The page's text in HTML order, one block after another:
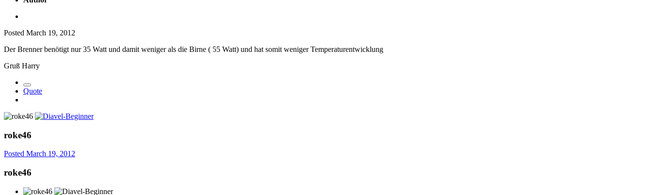
Posted March 19, 2012
Der Brenner benötigt nur 35 Watt und damit weniger als die Birne ( 55 Watt) und hat somit weniger Temperaturentwicklung
Gruß Harry
Quote
roke46
Posted March 19, 2012
roke46